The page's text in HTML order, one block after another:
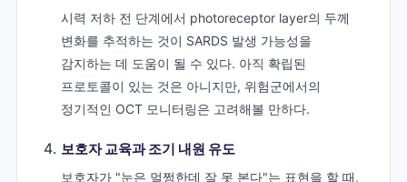
시력 저하 전 단계에서 photoreceptor layer의 두께
변화를 추적하는 것이 SARDS 발생 가능성을
감지하는 데 도움이 될 수 있다. 아직 확립된
프로토콜이 있는 것은 아니지만, 위험군에서의
정기적인 OCT 모니터링은 고려해볼 만하다.
보호자 교육과 조기 내원 유도
보호자가 "눈은 멀쩡한데 잘 못 본다"는 표현을 할 때,